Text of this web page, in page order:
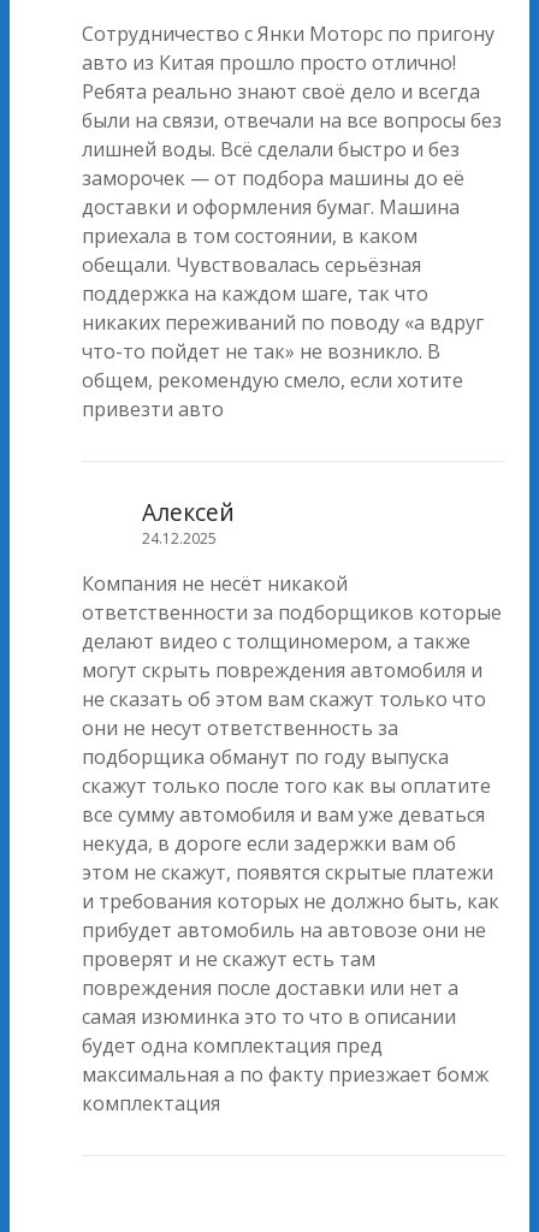
Сотрудничество с Янки Моторс по пригону
авто из Китая прошло просто отлично!
Ребята реально знают своё дело и всегда
были на связи, отвечали на все вопросы без
лишней воды. Всё сделали быстро и без
заморочек — от подбора машины до её
доставки и оформления бумаг. Машина
приехала в том состоянии, в каком
обещали. Чувствовалась серьёзная
поддержка на каждом шаге, так что
никаких переживаний по поводу «а вдруг
что-то пойдет не так» не возникло. В
общем, рекомендую смело, если хотите
привезти авто
Алексей
24.12.2025
Компания не несёт никакой
ответственности за подборщиков которые
делают видео с толщиномером, а также
могут скрыть повреждения автомобиля и
не сказать об этом вам скажут только что
они не несут ответственность за
подборщика обманут по году выпуска
скажут только после того как вы оплатите
все сумму автомобиля и вам уже деваться
некуда, в дороге если задержки вам об
этом не скажут, появятся скрытые платежи
и требования которых не должно быть, как
прибудет автомобиль на автовозе они не
проверят и не скажут есть там
повреждения после доставки или нет а
самая изюминка это то что в описании
будет одна комплектация пред
максимальная а по факту приезжает бомж
комплектация